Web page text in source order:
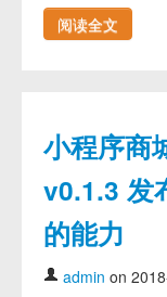
阅读全文
小程序商
v0.1.3 发
的能力
admin on